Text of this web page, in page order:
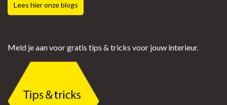
Lees hier onze blogs
Meld je aan voor gratis tips & tricks voor jouw interieur.